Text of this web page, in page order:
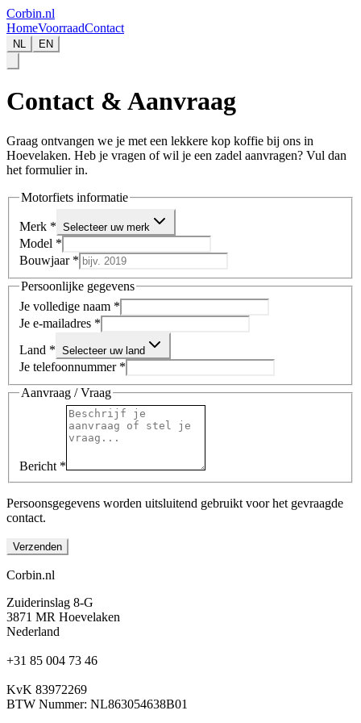
Corbin.nl
HomeVoorraadContact
NL EN
Contact & Aanvraag
Graag ontvangen we je met een lekkere kop koffie bij ons in
Hoevelaken. Heb je vragen of wil je een zadel aanvragen? Vul dan
het formulier in.
Motorfiets informatie
Merk * Selecteer uw merk
Model *
Bouwjaar*
Persoonlijke gegevens
Je volledige naam *
Je e-mailadres *
Land * Selecteer uw land
Je telefoonnummer*
Aanvraag /Vraag
Bericht *
Persoonsgegevens worden uitsluitend gebruikt voor het gevraagde
contact.
Verzenden
Corbin.nl
Zuiderinslag 8-G
3871 MR Hoevelaken
Nederland
+31 85 004 73 46
KvK 83972269
BTW Nummer: NL863054638B01